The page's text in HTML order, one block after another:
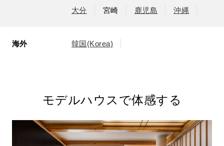
大分 宮崎 鹿児島 沖縄
海外 韓国(Korea)
モデルハウスで体感する